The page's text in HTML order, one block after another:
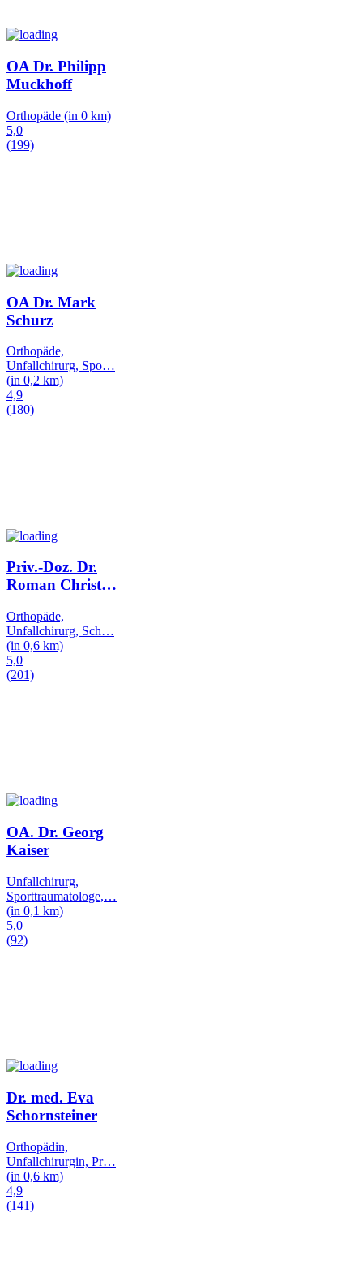
OA Dr. Philipp
Muckhoff
Orthopäde (in 0 km)
5,0
(199)
OA Dr. Mark
Schurz
Orthopäde,
Unfallchirurg, Spo…
(in 0,2 km)
4,9
(180)
Priv.-Doz. Dr.
Roman Christ…
Orthopäde,
Unfallchirurg, Sch…
(in 0,6 km)
5,0
(201)
OA. Dr. Georg
Kaiser
Unfallchirurg,
Sporttraumatologe,…
(in 0,1 km)
5,0
(92)
Dr. med. Eva
Schornsteiner
Orthopädin,
Unfallchirurgin, Pr…
(in 0,6 km)
4,9
(141)